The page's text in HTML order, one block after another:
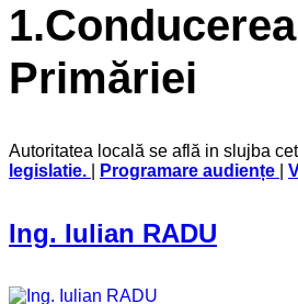
1.Conducerea
Primăriei
Autoritatea locală se află in slujba
legislatie. Programare audiențe
Ing. Iulian RADU